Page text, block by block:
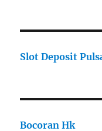
Slot Deposit
Bocoran Hk